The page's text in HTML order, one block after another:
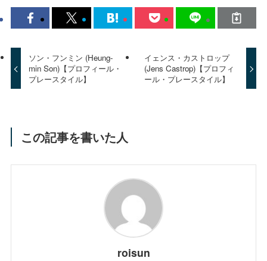
ソン・フンミン (Heung-
min Son)【プロフィール・
プレースタイル】
イェンス・カストロップ
(Jens Castrop)【プロフィ
ール・プレースタイル】
この記事を書いた人
roisun